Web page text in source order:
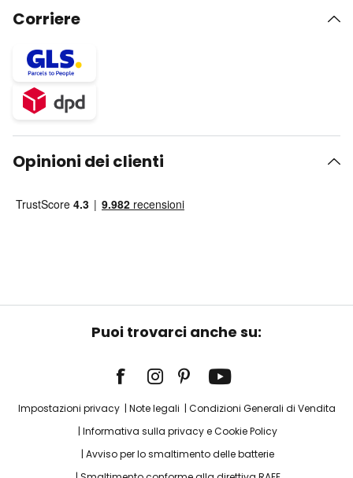
Corriere
Opinioni dei clienti
Puoi trovarci anche su:
Impostazioni privacy Note legali
Condizioni Generali di Vendita
Informativa sulla privacy e Cookie Policy
Avviso per lo smaltimento delle batterie